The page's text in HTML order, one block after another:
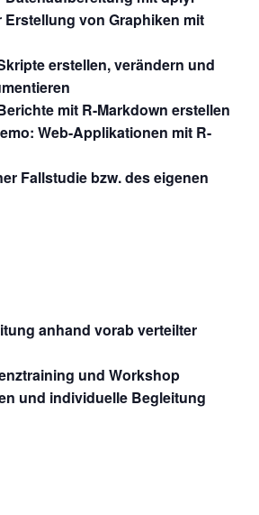
Erstellung von Graphiken mit
erstellen, verändern und
mit R-Markdown erstellen
Web-Applikationen mit R-
Fallstudie bzw. des eigenen
anhand vorab verteilter
und Workshop
und individuelle Begleitung